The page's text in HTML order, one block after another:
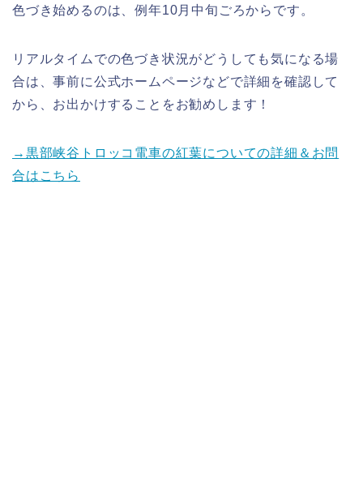
色づき始めるのは、例年10月中旬ごろからです。
リアルタイムでの色づき状況がどうしても気になる場
合は、事前に公式ホームページなどで詳細を確認して
から、お出かけすることをお勧めし ます！
→黒部峡谷トロッコ電車の紅葉についての詳細＆お問
合はこちら